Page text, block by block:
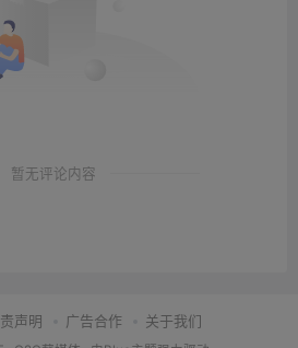
暂无评论内容
声明 广告合作 关于我们